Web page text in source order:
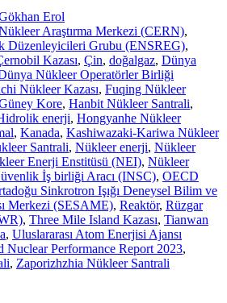
Erol
Araştırma Merkezi (CERN),
Düzenleyicileri Grubu (ENSREG),
Kazası, Çin, doğalgaz, Dünya
Nükleer Operatörler Birliği
Nükleer Kazası, Fuqing Nükleer
Kore, Hanbit Nükleer Santrali,
enerji, Hongyanhe Nükleer
, Kanada, Kashiwazaki-Kariwa Nükleer
Santrali, Nükleer enerji, Nükleer
Enerji Enstitüsü (NEI), Nükleer
İş birliği Aracı (INSC), OECD
Sinkrotron Işığı Deneysel Bilim ve
Merkezi (SESAME), Reaktör, Rüzgar
, Three Mile Island Kazası, Tianwan
, Uluslararası Atom Enerjisi Ajansı
Nuclear Performance Report 2023,
, Zaporizhzhia Nükleer Santrali